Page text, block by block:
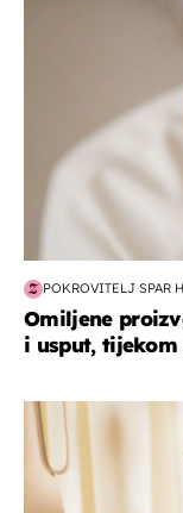
POKROVITELJ SPAR
Omiljene
i usput, tijekom
moda & ljepota